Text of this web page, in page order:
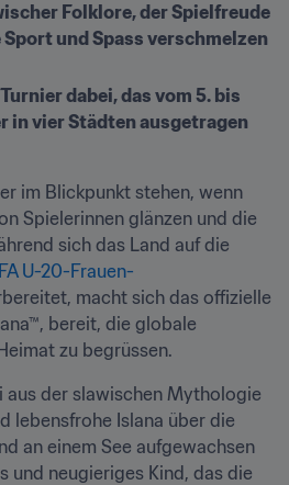
Folklore, der Spielfreude
Sport und Spass verschmelzen
dabei, das vom 5. bis
in vier Städten ausgetragen
im Blickpunkt stehen, wenn
Spielerinnen glänzen und die
sich das Land auf die
U-20-Frauen-
macht sich das offizielle
bereit, die globale
zu begrüssen.
aus der slawischen Mythologie
lebensfrohe Islana über die
an einem See aufgewachsen
und neugieriges Kind, das die